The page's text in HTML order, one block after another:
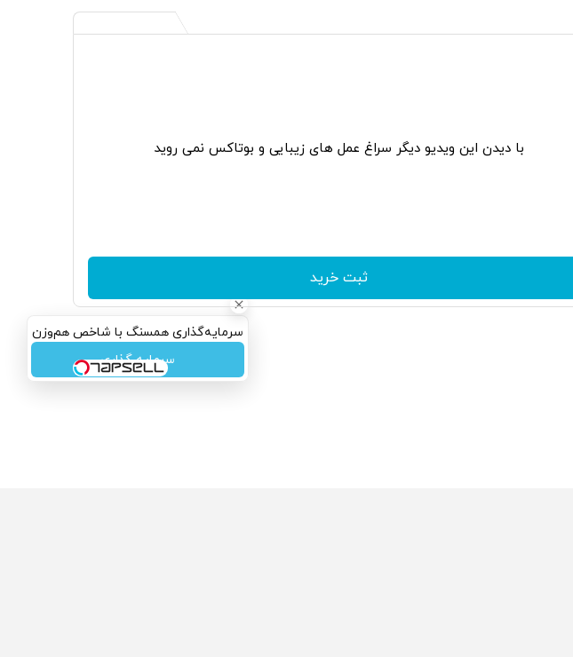
سرمایه‌گذاری همسنگ با شاخص هم‌وزن
سرمایه گذاری
با دیدن این ویدیو دیگر سراغ عمل های زیبایی و بوتاکس نمی روید
ثبت خرید